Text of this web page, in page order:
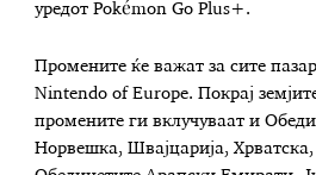
уредот Pokémon Go Plus+.
Промените ќе важат за сите
Nintendo of Europe. Покрај
промените ги вклучуваат и
Норвешка, Швајцарија, Хрватска,